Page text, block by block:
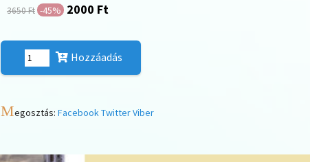
3650 Ft -45% 2000 Ft
Hozzáadás
Megosztás: FacebookTwitterViber